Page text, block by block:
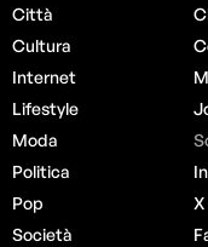
Città
Cultura
Internet
Lifestyle
Moda
Politica
Pop
Società
X